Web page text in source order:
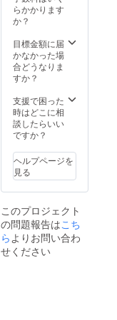
にブラ
本ずつ
ずらし
ながら
かしま
す。ゴ
シゴシ
磨かな
にご注
意下さ
い。●取
扱説明
無：有
（日本
語、英
語）●保
格で
売価
格：
9,900円
量：
22.3cm/
45g●カ
ラー展
ワイト●
使用方
法、使
用上の
項：歯
の表面
にブラ
シを当
て、一
了承く
ださ
ご注文
状況、
使用部
材の供
況、製
造工程
上の都
合等に
荷時期
が遅れ
る場合
があり
※税込、
送料込
みの価
格で
す。 ●
らかかります
か？
目標金額に届
かなかった場
合どうなりま
すか？
支援で困った
時はどこに相
談したらいい
ですか？
ヘルプページを
見る
このプロジェクト
の問題報告はこち
ら よりお問い合わ
せください